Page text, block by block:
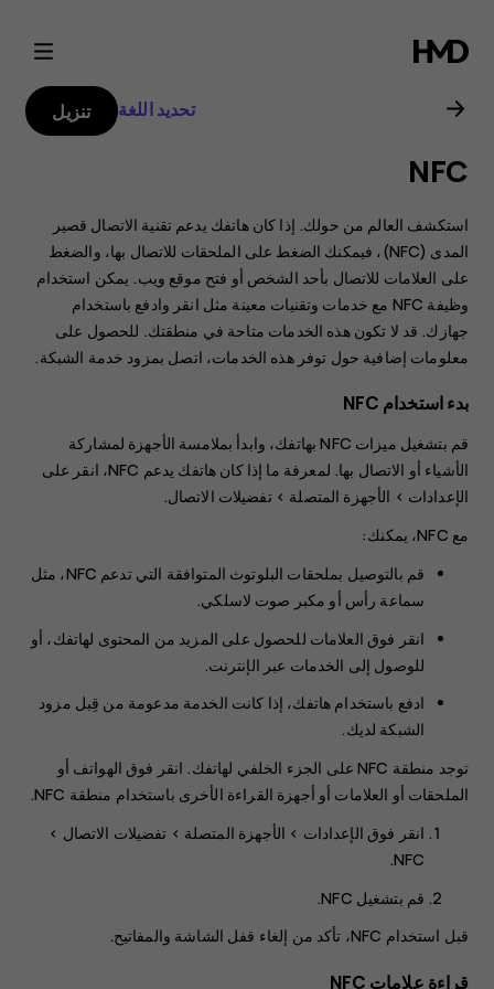
دليل
مستخدم
هاتف
Nokia
8.1
تحديد اللغة تنزيل
NFC
استكشف العالم من حولك. إذا كان هاتفك يدعم تقنية الاتصال قصير
المدى (NFC)، فيمكنك الضغط على الملحقات للاتصال بها، والضغط
على العلامات للاتصال بأحد الشخص أو فتح موقع ويب. يمكن استخدام
وظيفة NFC مع خدمات وتقنيات معينة مثل انقر وادفع باستخدام
جهازك. قد لا تكون هذه الخدمات متاحة في منطقتك. للحصول على
معلومات إضافية حول توفر هذه الخدمات، اتصل بمزود خدمة الشبكة.
بدء استخدام NFC
قم بتشغيل ميزات NFC بهاتفك، وابدأ بملامسة الأجهزة لمشاركة
الأشياء أو الاتصال بها. لمعرفة ما إذا كان هاتفك يدعم NFC، انقر على
الإعدادات > الأجهزة المتصلة >تفضيلات الاتصال.
مع NFC، يمكنك:
قم بالتوصيل بملحقات البلوتوث المتوافقة التي تدعم NFC، مثل
سماعة رأس أو مكبر صوت لاسلكي.
انقر فوق العلامات للحصول على المزيد من المحتوى لهاتفك، أو
للوصول إلى الخدمات عبر الإنترنت.
ادفع باستخدام هاتفك، إذا كانت الخدمة مدعومة من قِبل مزود
الشبكة لديك.
توجد منطقة NFC على الجزء الخلفي لهاتفك. انقر فوق الهواتف أو
الملحقات أو العلامات أو أجهزة القراءة الأخرى باستخدام منطقة NFC.
انقر فوق الإعدادات > الأجهزة المتصلة > تفضيلات الاتصال >
NFC
.
قم بتشغيل NFC
.
قبل استخدام NFC، تأكد من إلغاء قفل الشاشة والمفاتيح.
قراءة علامات NFC